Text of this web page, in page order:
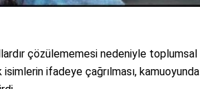
çözülememesi nedeniyle toplumsal
ifadeye çağrılması, kamuoyunda